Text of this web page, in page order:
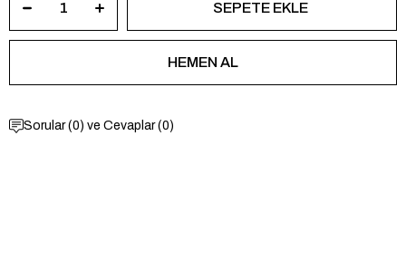
Sorular (0) ve Cevaplar (0)